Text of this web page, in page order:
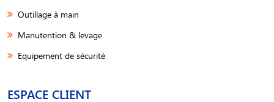
Outillage à main
Manutention & levage
Equipement de sécurité
ESPACE CLIENT